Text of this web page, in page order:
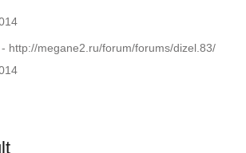
http://megane2.ru/forum/forums/dizel.83/